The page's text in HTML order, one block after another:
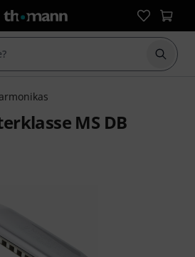
Suche
MS DB
Sternen aus 5 Kundenbewertungen